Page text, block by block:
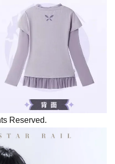
Reserved.